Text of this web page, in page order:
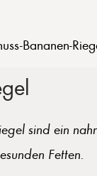
Bananen-
sind ein
Fetten.